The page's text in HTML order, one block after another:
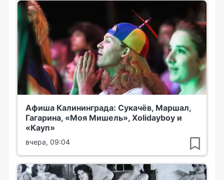
Афиша Калининграда: Сукачёв, Маршал,
Гагарина, «Моя Мишель», Xolidayboy и
«Кауп»
вчера, 09:04